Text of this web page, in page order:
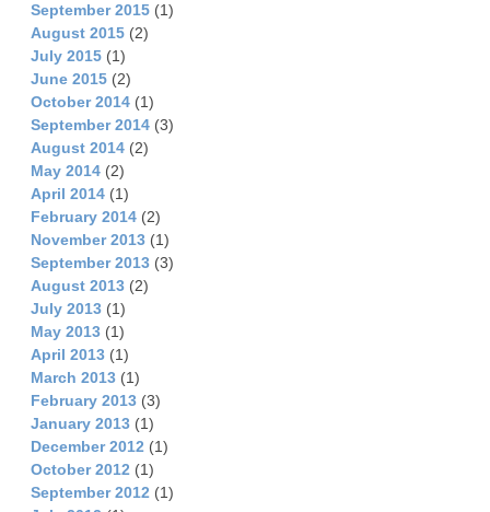
September 2015 (1)
August 2015 (2)
July 2015 (1)
June 2015 (2)
October 2014 (1)
September 2014 (3)
August 2014 (2)
May 2014 (2)
April 2014 (1)
February 2014 (2)
November 2013 (1)
September 2013 (3)
August 2013 (2)
July 2013 (1)
May 2013 (1)
April 2013 (1)
March 2013 (1)
February 2013 (3)
January 2013 (1)
December 2012 (1)
October 2012 (1)
September 2012 (1)